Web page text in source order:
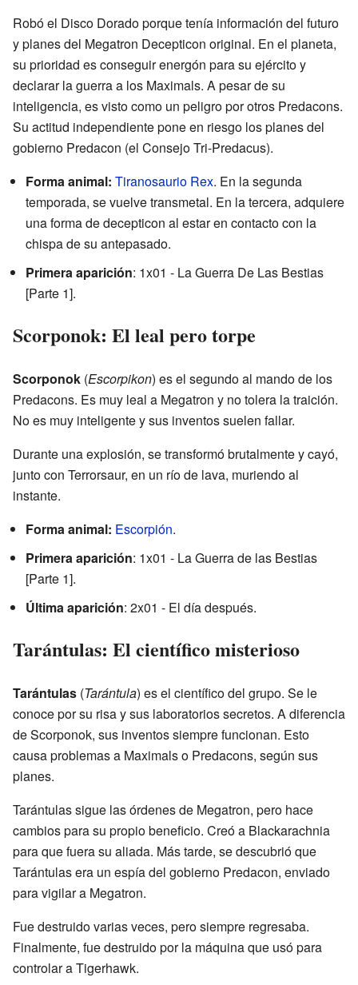
Robó el Disco Dorado porque tenía información del futuro
y planes del Megatron Decepticon original. En el planeta,
su prioridad es conseguir energón para su ejército y
declarar la guerra a los Maximals. A pesar de su
inteligencia, es visto como un peligro por otros Predacons.
Su actitud independiente pone en riesgo los planes del
gobierno Predacon (el Consejo Tri-Predacus).
Forma animal: Tiranosaurio Rex. En la segunda
temporada, se vuelve transmetal. En la tercera, adquiere
una forma de decepticon al estar en contacto con la
chispa de su antepasado.
Primera aparición: 1x01 - La Guerra De Las Bestias
[Parte 1].
Scorponok: El leal pero torpe
Scorponok (Escorpikon) es el segundo al mando de los
Predacons. Es muy leal a Megatron y no tolera la traición.
No es muy inteligente y sus inventos suelen fallar.
Durante una explosión, se transformó brutalmente y cayó,
junto con Terrorsaur, en un río de lava, muriendo al
instante.
Forma animal: Escorpión.
Primera aparición: 1x01 - La Guerra de las Bestias
[Parte 1].
Última aparición: 2x01 - El día después.
Tarántulas: El científico misterioso
Tarántulas (Tarántula) es el científico del grupo. Se le
conoce por su risa y sus laboratorios secretos. A diferencia
de Scorponok, sus inventos siempre funcionan. Esto
causa problemas a Maximals o Predacons, según sus
planes.
Tarántulas sigue las órdenes de Megatron, pero hace
cambios para su propio beneficio. Creó a Blackarachnia
para que fuera su aliada. Más tarde, se descubrió que
Tarántulas era un espía del gobierno Predacon, enviado
para vigilar a Megatron.
Fue destruido varias veces, pero siempre regresaba.
Finalmente, fue destruido por la máquina que usó para
controlar a Tigerhawk.